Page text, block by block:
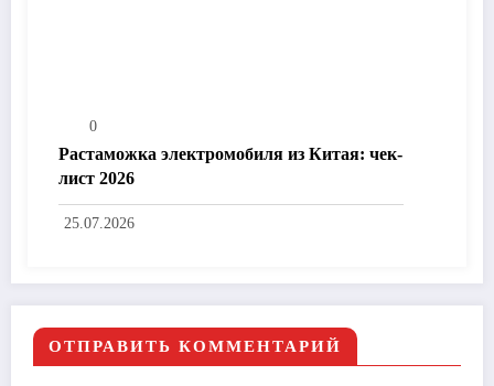
0
Растаможка электромобиля из Китая: чек-
лист 2026
25.07.2026
ОТПРАВИТЬ КОММЕНТАРИЙ